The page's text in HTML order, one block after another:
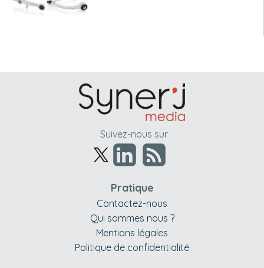
Suivez-nous sur
Pratique
Contactez-nous
Qui sommes nous ?
Mentions légales
Politique de confidentialité